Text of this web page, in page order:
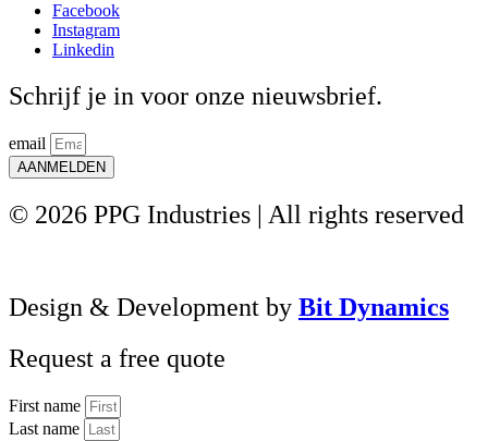
Facebook
Instagram
Linkedin
Schrijf je in voor onze nieuwsbrief.
email
AANMELDEN
© 2026 PPG Industries | All rights reserved
Design & Development by Bit Dynamics
Request a free quote
First name
Last name